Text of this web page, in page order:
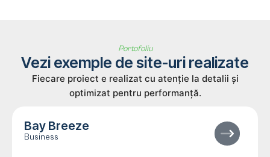
Portofoliu
Vezi exemple de site-uri realizate
Fiecare proiect e realizat cu atenție la detalii și
optimizat pentru performanță.
Bay Breeze
Business